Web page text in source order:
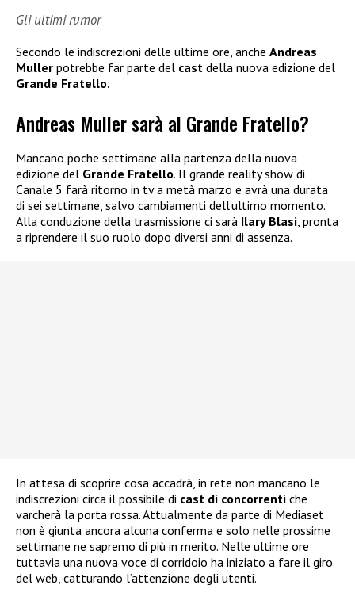
Gli ultimi rumor
Secondo le indiscrezioni delle ultime ore, anche Andreas
Muller potrebbe far parte del cast della nuova edizione del
Grande Fratello.
Andreas Muller sarà al Grande Fratello?
Mancano poche settimane alla partenza della nuova
edizione del Grande Fratello. Il grande reality show di
Canale 5 farà ritorno in tv a metà marzo e avrà una durata
di sei settimane, salvo cambiamenti dell’ultimo momento.
Alla conduzione della trasmissione ci sarà Ilary Blasi , pronta
a riprendere il suo ruolo dopo diversi anni di assenza.
In attesa di scoprire cosa accadrà, in rete non mancano le
indiscrezioni circa il possibile di cast di concorrenti che
varcherà la porta rossa. Attualmente da parte di Mediaset
non è giunta ancora alcuna conferma e solo nelle prossime
settimane ne sapremo di più in merito. Nelle ultime ore
tuttavia una nuova voce di corridoio ha iniziato a fare il giro
del web, catturando l’attenzione degli utenti.